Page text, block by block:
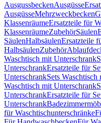
AusgussbeckenAusgüsse
AusgüsseMehrzweckbecken
KlassenräumeErsatzteile für
KlassenräumeZubehörSäulen
SäulenHalbsäulenErsatzteile
HalbsäulenZubehör
Waschtisch mit Unterschrank
UnterschrankErsatzteile für
UnterschrankSets
Waschtisch mit Unterschrank
UnterschrankErsatzteile für
Unterschrank
für Waschtischunterschränke